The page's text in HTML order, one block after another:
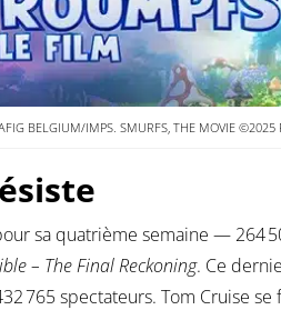
BELGIUM/IMPS. SMURFS, THE MOVIE ©2025
sa quatrième semaine — 264
– The Final Reckoning. Ce
765 spectateurs. Tom Cruise